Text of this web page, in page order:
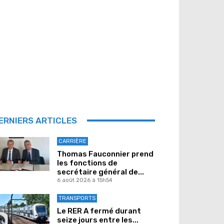
ARTICLES
CARRIÈRE
Thomas Fauconnier prend
les fonctions de
secrétaire général de...
6 août 2026 à 15h54
TRANSPORTS
Le RER A fermé durant
seize jours entre les...